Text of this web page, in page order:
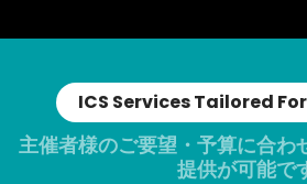
ICS Services Tailored
主催者様のご要望・予算に合わ
提供が可能で